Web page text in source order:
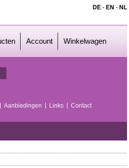
DE- EN - NL
Account Winkelwagen
Aanbiedingen Links Contact